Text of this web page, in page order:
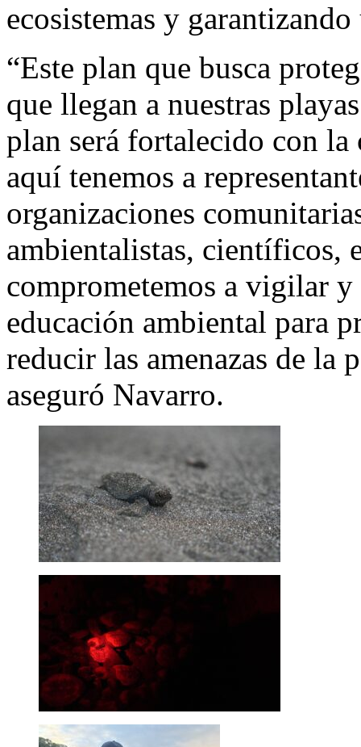
ecosistemas y
“Este plan que busca
que llegan a nuestras
plan será fortalecido con
aquí tenemos a
organizaciones
ambientalistas, científicos,
comprometemos a vigilar y
educación ambiental para
reducir las amenazas de la
aseguró Navarro.